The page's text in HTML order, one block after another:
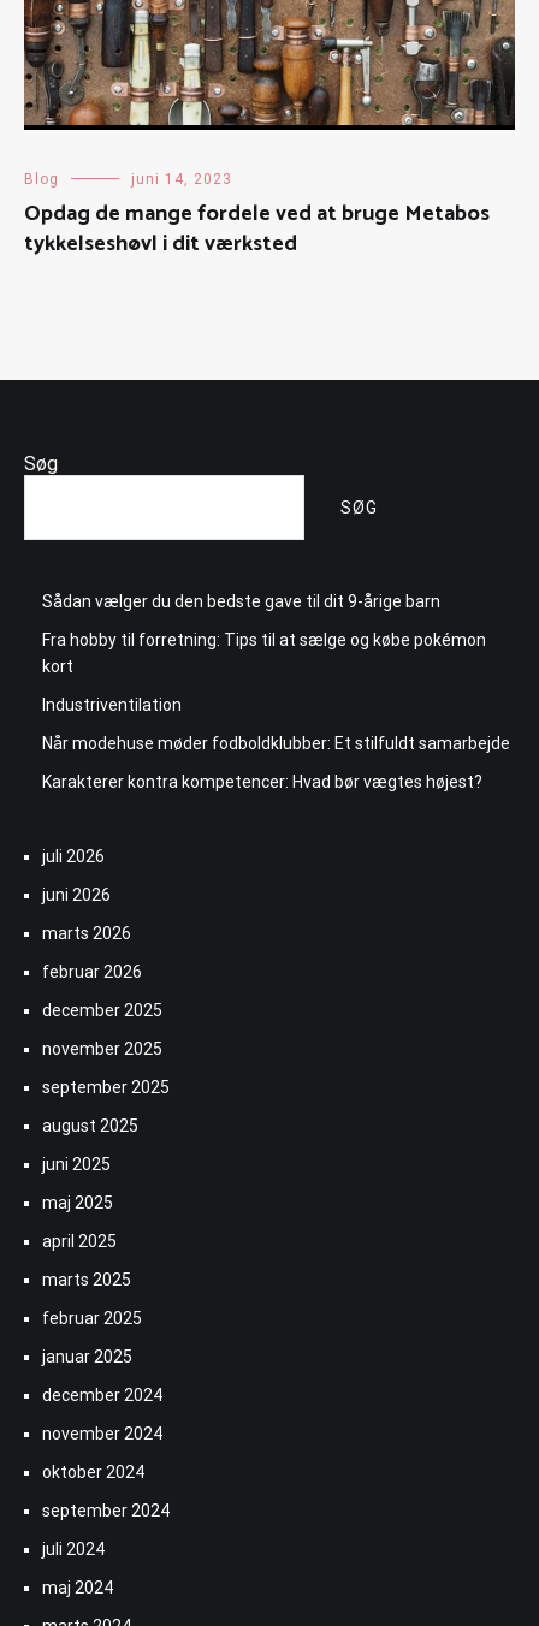
Blog juni 14, 2023
Opdag de mange fordele ved at bruge Metabos
tykkelseshøvl i dit værksted
Søg
SØG
Sådan vælger du den bedste gave til dit 9-årige barn
Fra hobby til forretning: Tips til at sælge og købe pokémon
kort
Industriventilation
Når modehuse møder fodboldklubber: Et stilfuldt samarbejde
Karakterer kontra kompetencer: Hvad bør vægtes højest?
juli 2026
juni 2026
marts 2026
februar 2026
december 2025
november 2025
september 2025
august 2025
juni 2025
maj 2025
april 2025
marts 2025
februar 2025
januar 2025
december 2024
november 2024
oktober 2024
september 2024
juli 2024
maj 2024